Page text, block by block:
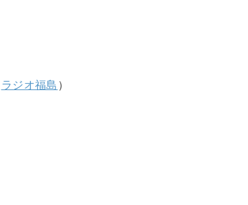
ラジオ福島 ）